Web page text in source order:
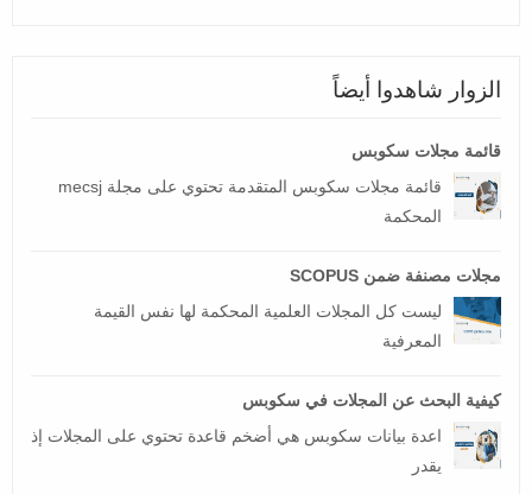
الزوار شاهدوا أيضاً
قائمة مجلات سكوبس
قائمة مجلات سكوبس المتقدمة تحتوي على مجلة mecsj
المحكمة
مجلات مصنفة ضمن SCOPUS
ليست كل المجلات العلمية المحكمة لها نفس القيمة
المعرفية
كيفية البحث عن المجلات في سكوبس
اعدة بيانات سكوبس هي أضخم قاعدة تحتوي على المجلات إذ
يقدر